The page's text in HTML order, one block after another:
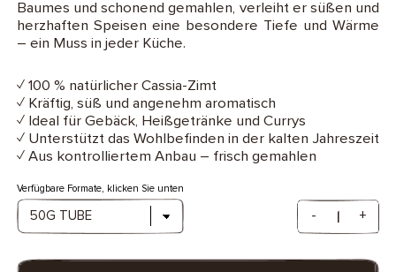
Baumes und schonend gemahlen, verleiht er süßen und
herzhaften Speisen eine besondere Tiefe und Wärme
– ein Muss in jeder Küche.
✓ 100 % natürlicher Cassia-Zimt
✓ Kräftig, süß und angenehm aromatisch
✓ Ideal für Gebäck, Heißgetränke und Currys
✓ Unterstützt das Wohlbefinden in der kalten Jahreszeit
✓ Aus kontrolliertem Anbau – frisch gemahlen
Verfügbare Formate, klicken Sie unten
- +